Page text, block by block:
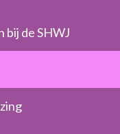
bij de SHWJ